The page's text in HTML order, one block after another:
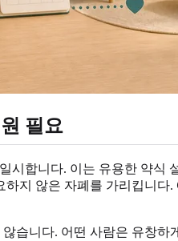
필요
시합니다. 이는 유용한 약
지 않은 자폐를 가리킵니
습니다. 어떤 사람은 유창